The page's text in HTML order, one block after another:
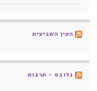
העין השביעית
גלובס – תרבות